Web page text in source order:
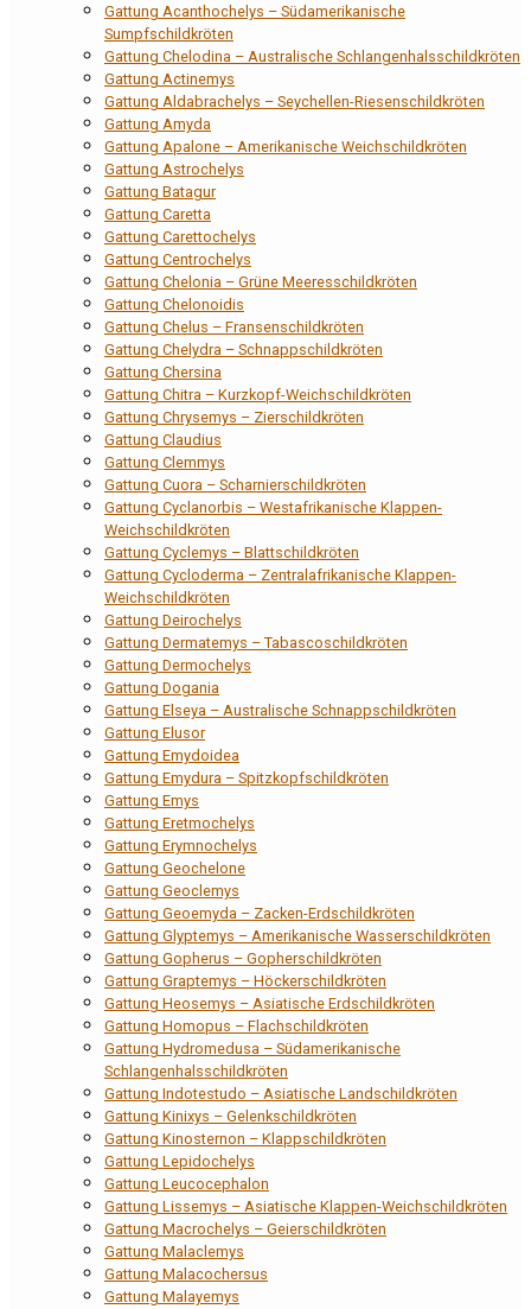
Gattung Acanthochelys – Südamerikanische
Sumpfschildkröten
Gattung Chelodina – Australische Schlangenhalsschildkröten
Gattung Actinemys
Gattung Aldabrachelys – Seychellen-Riesenschildkröten
Gattung Amyda
Gattung Apalone – Amerikanische Weichschildkröten
Gattung Astrochelys
Gattung Batagur
Gattung Caretta
Gattung Carettochelys
Gattung Centrochelys
Gattung Chelonia – Grüne Meeresschildkröten
Gattung Chelonoidis
Gattung Chelus – Fransenschildkröten
Gattung Chelydra – Schnappschildkröten
Gattung Chersina
Gattung Chitra – Kurzkopf-Weichschildkröten
Gattung Chrysemys – Zierschildkröten
Gattung Claudius
Gattung Clemmys
Gattung Cuora – Scharnierschildkröten
Gattung Cyclanorbis – Westafrikanische Klappen-
Weichschildkröten
Gattung Cyclemys – Blattschildkröten
Gattung Cycloderma – Zentralafrikanische Klappen-
Weichschildkröten
Gattung Deirochelys
Gattung Dermatemys – Tabascoschildkröten
Gattung Dermochelys
Gattung Dogania
Gattung Elseya – Australische Schnappschildkröten
Gattung Elusor
Gattung Emydoidea
Gattung Emydura – Spitzkopfschildkröten
Gattung Emys
Gattung Eretmochelys
Gattung Erymnochelys
Gattung Geochelone
Gattung Geoclemys
Gattung Geoemyda – Zacken-Erdschildkröten
Gattung Glyptemys – Amerikanische Wasserschildkröten
Gattung Gopherus – Gopherschildkröten
Gattung Graptemys – Höckerschildkröten
Gattung Heosemys – Asiatische Erdschildkröten
Gattung Homopus – Flachschildkröten
Gattung Hydromedusa – Südamerikanische
Schlangenhalsschildkröten
Gattung Indotestudo – Asiatische Landschildkröten
Gattung Kinixys – Gelenkschildkröten
Gattung Kinosternon – Klappschildkröten
Gattung Lepidochelys
Gattung Leucocephalon
Gattung Lissemys – Asiatische Klappen-Weichschildkröten
Gattung Macrochelys – Geierschildkröten
Gattung Malaclemys
Gattung Malacochersus
Gattung Malayemys